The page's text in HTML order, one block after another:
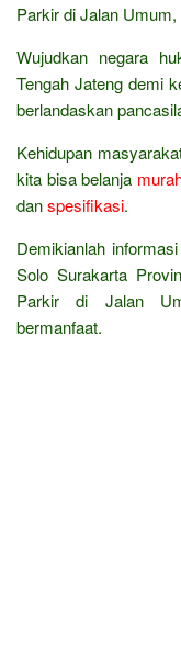
Parkir di Jalan
Wujudkan negara
Tengah Jateng demi
berlandaskan
Kehidupan
kita bisa belanja
danspesifikasi.
Demikianlah
Solo Surakarta
Parkir di Jalan
bermanfaat.